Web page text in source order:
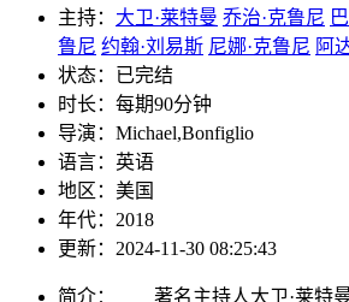
主持： 大卫·莱特曼 乔治·克鲁尼
鲁尼 约翰·刘易斯 尼娜·克鲁尼 阿
状态： 已完结
时长： 每期90分钟
导演： Michael,Bonfiglio
语言： 英语
地区： 美国
年代： 2018
更新： 2024-11-30 08:25:43
简介：
著名主持人大卫·莱特曼